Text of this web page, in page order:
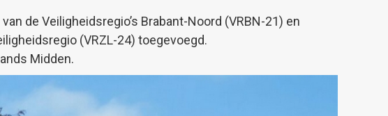
de Veiligheidsregio’s Brabant-Noord (VRBN-21) en
(VRZL-24) toegevoegd.
Midden.